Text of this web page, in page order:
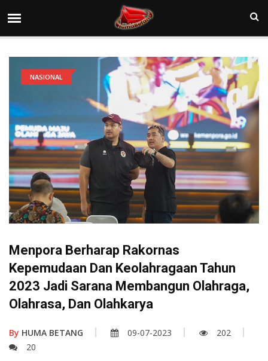
NASIONAL
Menpora Berharap Rakornas
Kepemudaan Dan Keolahragaan Tahun
2023 Jadi Sarana Membangun Olahraga,
Olahrasa, Dan Olahkarya
By HUMA BETANG 09-07-2023
202
20